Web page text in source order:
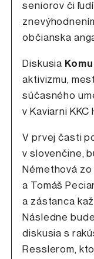
seniorov či
občianska
Diskusia
aktivizmu,
súčasného
v Kaviarni KKC
V prvej časti
v slovenčine,
Némethová
a Tomáš
a zástanca
Následne
diskusia s
Resslerom,